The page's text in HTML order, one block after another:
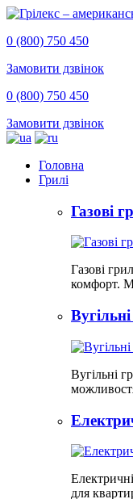
0 (800) 750 450
Замовити дзвінок
0 (800) 750 450
Замовити дзвінок
Головна
Грилі
Газові
Газові
комфорт.
Вугільні
для